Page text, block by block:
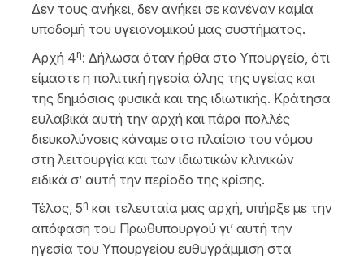
Δεν τους ανήκει, δεν ανήκει σε κανέναν καμία
υποδομή του υγειονομικού μας συστήματος.
Αρχή 4η: Δήλωσα όταν ήρθα στο Υπουργείο, ότι
είμαστε η πολιτική ηγεσία όλης της υγείας και
της δημόσιας φυσικά και της ιδιωτικής. Κράτησα
ευλαβικά αυτή την αρχή και πάρα πολλές
διευκολύνσεις κάναμε στο πλαίσιο του νόμου
στη λειτουργία και των ιδιωτικών κλινικών
ειδικά σ’ αυτή την περίοδο της κρίσης.
Τέλος, 5η και τελευταία μας αρχή, υπήρξε με την
απόφαση του Πρωθυπουργού γι’ αυτή την
ηγεσία του Υπουργείου ευθυγράμμιση στα